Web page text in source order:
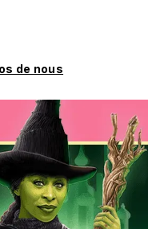
de nous